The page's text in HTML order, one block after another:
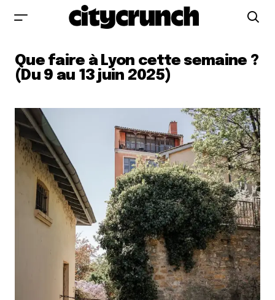
Que faire à Lyon cette semaine ?
(Du 9 au 13 juin 2025)